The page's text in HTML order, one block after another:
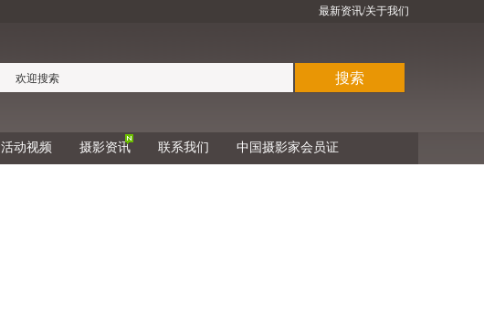
最新资讯/关于我们
搜索
活动视频 摄影资讯 联系我们 中国摄影家会员证